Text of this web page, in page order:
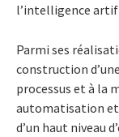
l’intelligence
Parmi ses
construction
processus et à la
automatisation
d’un haut niveau